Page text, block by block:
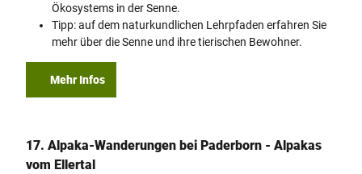
Ökosystems in der Senne.
Tipp: auf dem naturkundlichen Lehrpfaden erfahren Sie
mehr über die Senne und ihre tierischen Bewohner.
Mehr Infos
17. Alpaka-Wanderungen bei Paderborn - Alpakas
vom Ellertal